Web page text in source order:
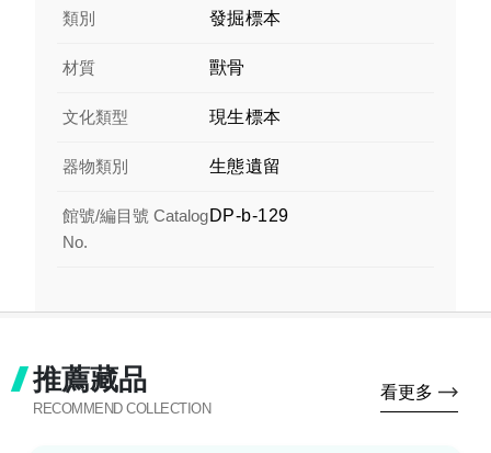
類別 發掘標本
材質 獸骨
文化類型 現生標本
器物類別 生態遺留
館號/編目號 Catalog
No.
DP-b-129
推薦藏品
RECOMMEND COLLECTION
看更多